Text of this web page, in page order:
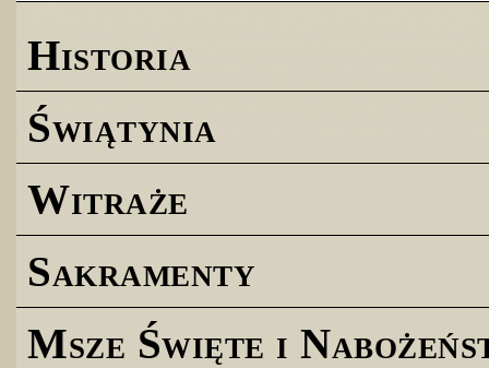
Historia
Świątynia
Witraże
Sakramenty
Msze Święte i